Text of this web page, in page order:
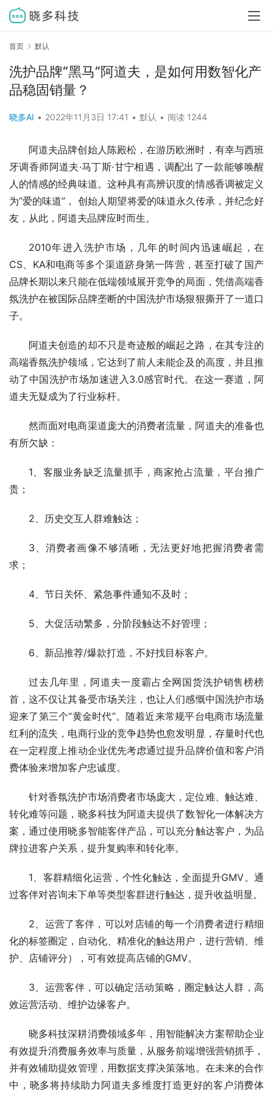
首页 默认
洗护品牌“黑马”阿道夫，是如何用数智化产
品稳固销量？
晓多AI • 2022年11月3日 17:41 • 默认 • 阅读 1244
阿道夫品牌创始人陈殿松，在游历欧洲时，有幸与西班
牙调香师阿道夫·马丁斯·甘宁相遇，调配出了一款能够唤醒
人的情感的经典味道。这种具有高辨识度的情感香调被定义
为“爱的味道”， 创始人期望将爱的味道永久传承，并纪念好
友，从此，阿道夫品牌应时而生。
2010年进入洗护市场，几年的时间内迅速崛起，在
CS、KA和电商等多个渠道跻身第一阵营，甚至打破了国产
品牌长期以来只能在低端领域展开竞争的局面，凭借高端香
氛洗护在被国际品牌垄断的中国洗护市场狠狠撕开了一道口
子。
阿道夫创造的却不只是奇迹般的崛起之路，在其专注的
高端香氛洗护领域，它达到了前人未能企及的高度，并且推
动了中国洗护市场加速进入3.0感官时代。在这一赛道，阿
道夫无疑成为了行业标杆。
然而面对电商渠道庞大的消费者流量，阿道夫的准备也
有所欠缺：
1、客服业务缺乏流量抓手，商家抢占流量，平台推广
贵；
2、历史交互人群难触达；
3、消费者画像不够清晰，无法更好地把握消费者需
求；
4、节日关怀、紧急事件通知不及时；
5、大促活动繁多，分阶段触达不好管理；
6、新品推荐/爆款打造，不好找目标客户。
过去几年里，阿道夫一度霸占全网国货洗护销售榜榜
首，这不仅让其备受市场关注，也让人们感慨中国洗护市场
迎来了第三个“黄金时代”。随着近来常规平台电商市场流量
红利的流失，电商行业的竞争趋势也愈发明显，存量时代也
在一定程度上推动企业优先考虑通过提升品牌价值和客户消
费体验来增加客户忠诚度。
针对香氛洗护市场消费者市场庞大，定位难、触达难、
转化难等问题，晓多科技为阿道夫提供了数智化一体解决方
案，通过使用晓多智能客伴产品，可以充分触达客户，为品
牌拉进客户关系，提升复购率和转化率。
1、客群精细化运营，个性化触达，全面提升GMV。通
过客伴对咨询未下单等类型客群进行触达，提升收益明显。
2、运营了客伴，可以对店铺的每一个消费者进行精细
化的标签圈定，自动化、精准化的触达用户，进行营销、维
护、店铺评分），可有效提高店铺的GMV。
3、运营客伴，可以确定活动策略，圈定触达人群，高
效运营活动、维护边缘客户。
晓多科技深耕消费领域多年，用智能解决方案帮助企业
有效提升消费服务效率与质量，从服务前端增强营销抓手，
并有效辅助提效管理，用数据支撑决策落地。在未来的合作
中，晓多将持续助力阿道夫多维度打造更好的客户消费体